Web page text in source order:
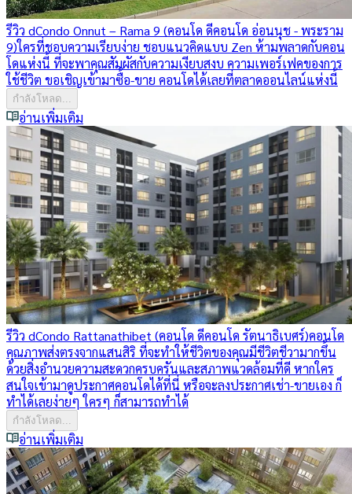
รีวิว dCondo Onnut – Rama 9 (คอนโด ดีคอนโด อ่อนนุช - พระราม
9)ใครที่ชอบความเรียบง่าย ชอบแนวคิดแบบ Zen ห้ามพลาดกับคอน
โดแห่งนี้ ที่จะพาคุณสัมผัสกับความเงียบสงบ ความเพอร์เฟคของการ
ใช้ชีวิต ขอเชิญเข้ามาซื้อ-ขาย คอนโดได้เลยที่ตลาดออนไลน์แห่งนี้
กำลังโหลด...
อ่านเพิ่มเติม
รีวิว dCondo Rattanathibet (คอนโด ดีคอนโด รัตนาธิเบศร์)คอนโด
คุณภาพส่งตรงจากแสนสิริ ที่จะทำให้ชีวิตของคุณมีชีวิตชีวามากขึ้น
ด้วยสิ่งอำนวยความสะดวกครบครันและสภาพแวดล้อมที่ดี หากใคร
สนใจเข้ามาดูประกาศคอนโดได้ที่นี่ หรือจะลงประกาศเช่า-ขายเอง ก็
ทำได้เลยง่ายๆ ใครๆ ก็สามารถทำได้
กำลังโหลด...
อ่านเพิ่มเติม